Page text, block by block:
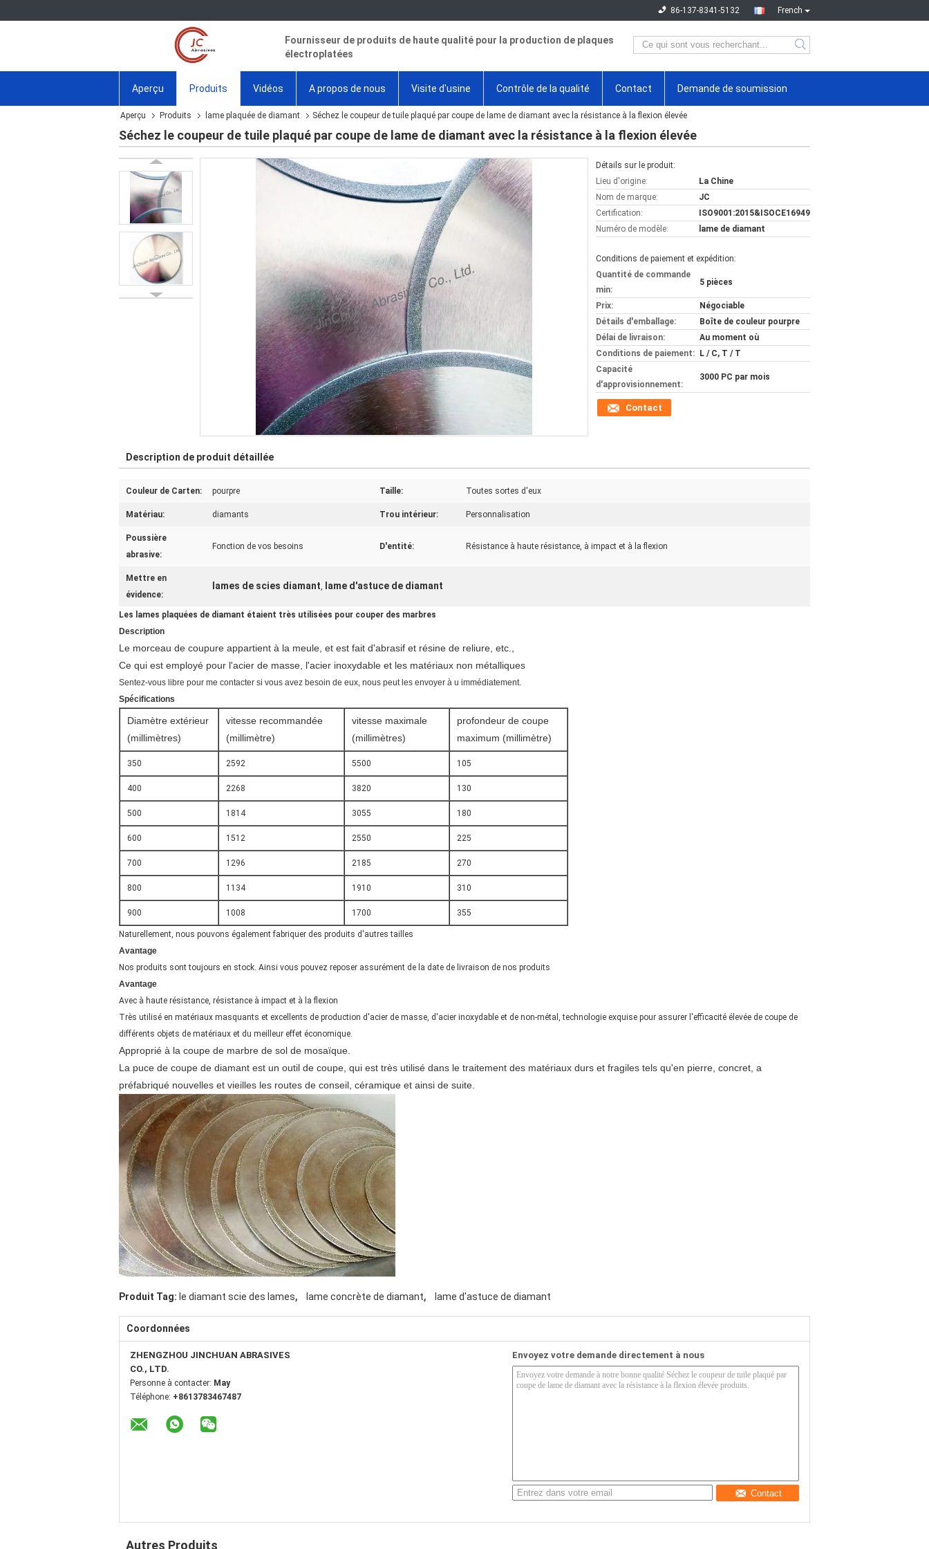
French
86-137-8341-5132
Fournisseur de produits de haute qualité pour la production de plaques
électroplatées
Aperçu Produits Vidéos A propos de nous Visite d'usine Contrôle de la qualité Contact Demande de soumission
Aperçu Produits lame plaquée de diamant Séchez le coupeur de tuile plaqué par coupe de lame de diamant avec la résistance à la flexion élevée
Séchez le coupeur de tuile plaqué par coupe de lame de diamant avec la résistance à la flexion élevée
Détails sur le produit:
Lieu d'origine:
La Chine
Nom de marque:
JC
Certification:
ISO9001:2015&ISOCE16949
Numéro de modèle:
lame de diamant
Conditions de paiement et expédition:
Quantité de commande
min:
5 pièces
Prix:
Négociable
Détails d'emballage:
Boîte de couleur pourpre
Délai de livraison:
Au moment où
Conditions de paiement:
L / C, T / T
Capacité
d'approvisionnement:
3000 PC par mois
Contact
Description de produit détaillée
Couleur de Carten: pourpre Taille: Toutes sortes d'eux
Matériau: diamants Trou intérieur: Personnalisation
Poussière
abrasive:
Fonction de vos besoins D'entité: Résistance à haute résistance, à impact et à la flexion
Mettre en
évidence:
lames de scies diamant, lame d'astuce de diamant
Les lames plaquées de diamant étaient très utilisées pour couper des marbres
Description
Le morceau de coupure appartient à la meule, et est fait d'abrasif et résine de reliure, etc.,
Ce qui est employé pour l'acier de masse, l'acier inoxydable et les matériaux non métalliques
Sentez-vous libre pour me contacter si vous avez besoin de eux, nous peut les envoyer à u immédiatement.
Spécifications
Diamètre extérieur
(millimètres)
vitesse recommandée
(millimètre)
vitesse maximale
(millimètres)
profondeur de coupe
maximum (millimètre)
350 2592 5500 105
400 2268 3820 130
500 1814 3055 180
600 1512 2550 225
700 1296 2185 270
800 1134 1910 310
900 1008 1700 355
Naturellement, nous pouvons également fabriquer des produits d'autres tailles
Avantage
Nos produits sont toujours en stock. Ainsi vous pouvez reposer assurément de la date de livraison de nos produits
Avantage
Avec à haute résistance, résistance à impact et à la flexion
Très utilisé en matériaux masquants et excellents de production d'acier de masse, d'acier inoxydable et de non-métal, technologie exquise pour assurer l'efficacité élevée de coupe de
différents objets de matériaux et du meilleur effet économique.
Approprié à la coupe de marbre de sol de mosaïque.
La puce de coupe de diamant est un outil de coupe, qui est très utilisé dans le traitement des matériaux durs et fragiles tels qu'en pierre, concret, a
préfabriqué nouvelles et vieilles les routes de conseil, céramique et ainsi de suite.
Produit Tag: le diamant scie des lames, lame concrète de diamant, lame d'astuce de diamant
Coordonnées
ZHENGZHOU JINCHUAN ABRASIVES
CO., LTD.
Personne à contacter: May
Téléphone: +8613783467487
Envoyez votre demande directement à nous
Contact
Autres Produits